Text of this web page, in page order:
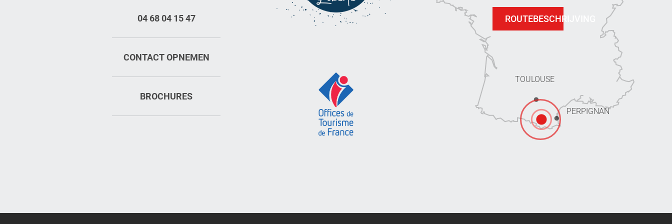
04 68 04 15 47
CONTACT OPNEMEN
BROCHURES
TOULOUSE
PERPIGNAN
ROUTEBESCHRIJVING